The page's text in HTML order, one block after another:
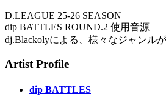
D.LEAGUE 25-26 SEASON
dip BATTLES ROUND.2 使用音源
dj.Blackolyによる、様々なジャンル
Artist Profile
dip BATTLES